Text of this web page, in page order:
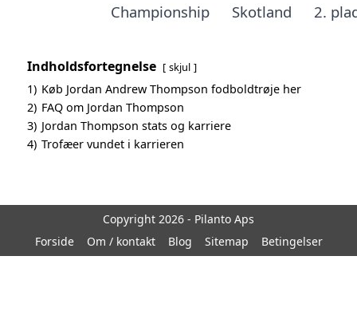
Championship Skotland 2.
Indholdsfortegnelse skjul
1) Køb Jordan Andrew Thompson fodboldtrøje her
2) FAQ om Jordan Thompson
3) Jordan Thompson stats og karriere
4) Trofæer vundet i karrieren
Copyright 2026 - Pilanto Aps
Forside
Om / kontakt Blog Sitemap Betingelser